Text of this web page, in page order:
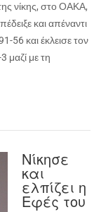
νίκης, στο ΟΑΚΑ,
και απέναντι
56 και έκλεισε τον
μαζί με τη
Νίκησε
και
ελπίζει η
Εφές του